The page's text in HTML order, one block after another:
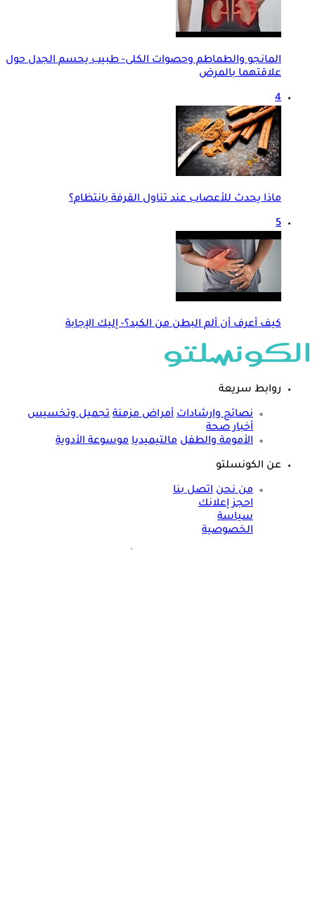
المانجو والطماطم وحصوات الكلى- طبيب يحسم الجدل حول
علاقتهما بالمرض
4
ماذا يحدث للأعصاب عند تناول القرفة بانتظام؟
5
كيف أعرف أن ألم البطن من الكبد؟- إليك الإجابة
روابط سريعة
نصائح وارشادات أمراض مزمنة تجميل وتخسيس
أخبار صحة
الأمومة والطفل مالتيميديا موسوعة الأدوية
عن الكونسلتو
من نحن اتصل بنا
احجز إعلانك
سياسة
الخصوصية